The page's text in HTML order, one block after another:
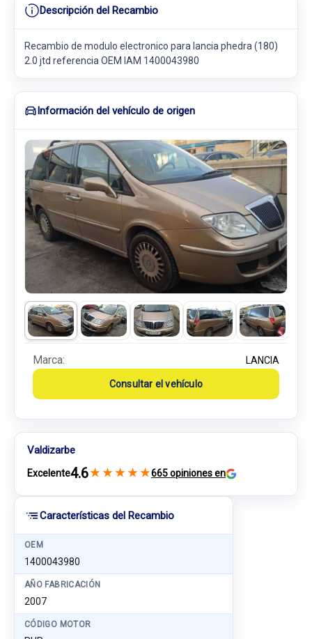
Características del Recambio
OEM
1400043980
AÑO FABRICACIÓN
2007
CÓDIGO MOTOR
Descripción del Recambio
Recambio de modulo electronico para lancia phedra (180)
2.0 jtd referencia OEM IAM 1400043980
Información del vehículo de origen
Marca: LANCIA
Consultar el vehículo
Valdizarbe
Excelente4.6★ ★ ★ ★ ★665 opiniones en